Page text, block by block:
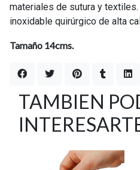
materiales de sutura y
inoxidable quirúrgico de alta
Tamaño 14cms.
TAMBIEN